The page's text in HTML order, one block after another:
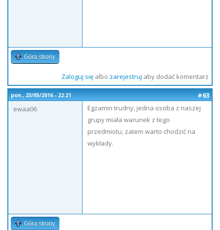
Góra strony
Zaloguj sięalbo zarejestruj aby dodać komentarz
pon., 23/05/2016 - 22:21
#63
ewaa06
Egzamin trudny, jedna osoba z naszej
grupy miała warunek z tego
przedmiotu, zatem warto chodzić na
wykłady.
Góra strony